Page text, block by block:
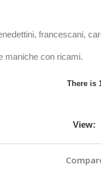
francescani,
maniche con ricami.
There is
View: